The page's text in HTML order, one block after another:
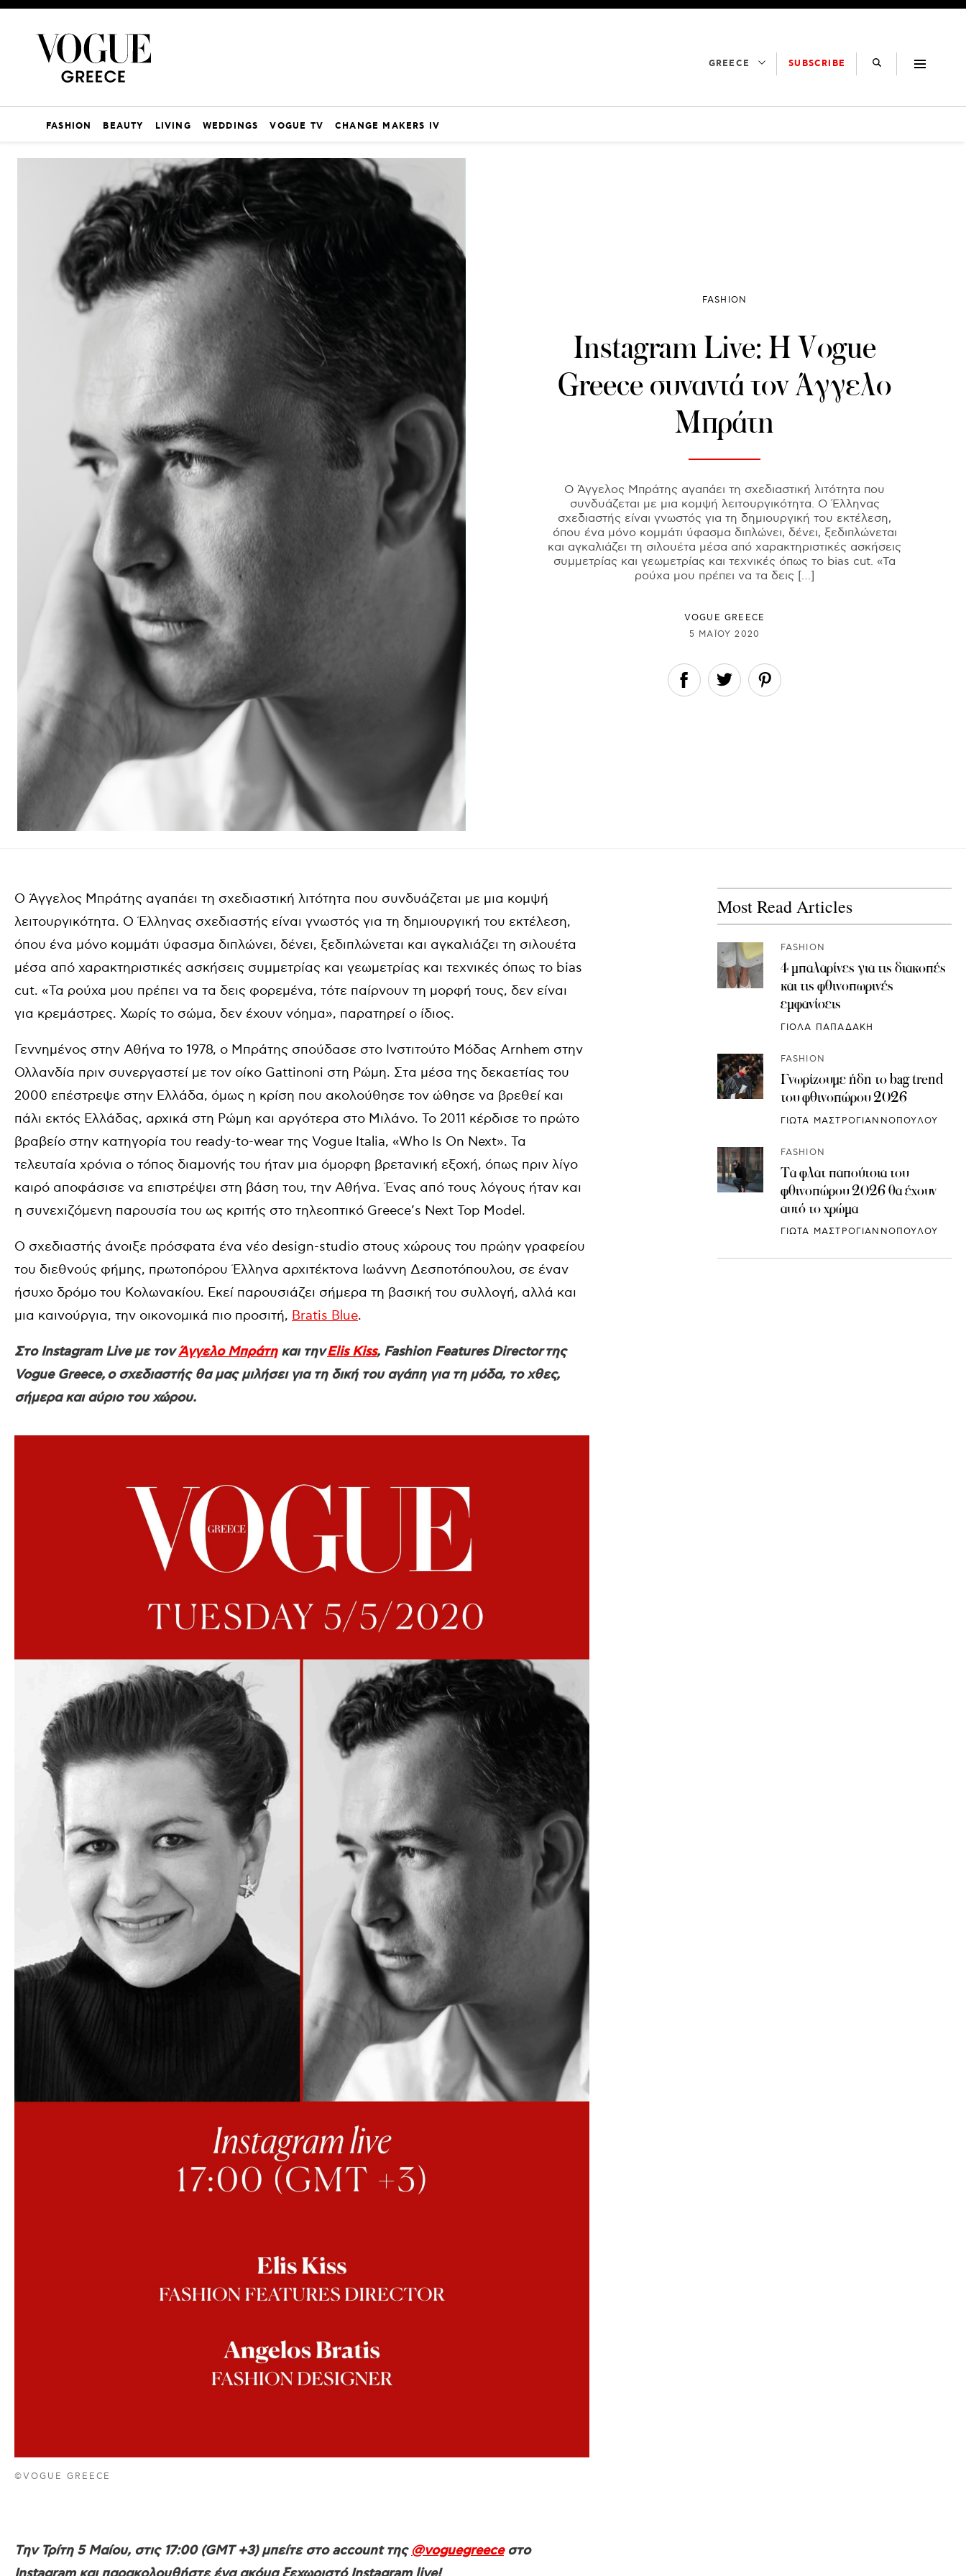
GREECE SUBSCRIBE
FASHION BEAUTY LIVING WEDDINGS VOGUE TV CHANGE MAKERS IV
FASHION
Instagram Live: H Vogue
Greece συναντά τον Άγγελο
Μπράτη
Ο Άγγελος Μπράτης αγαπάει τη σχεδιαστική λιτότητα που
συνδυάζεται με μια κομψή λειτουργικότητα. Ο Έλληνας
σχεδιαστής είναι γνωστός για τη δημιουργική του εκτέλεση,
όπου ένα μόνο κομμάτι ύφασμα διπλώνει, δένει, ξεδιπλώνεται
και αγκαλιάζει τη σιλουέτα μέσα από χαρακτηριστικές ασκήσεις
συμμετρίας και γεωμετρίας και τεχνικές όπως το bias cut. «Τα
ρούχα μου πρέπει να τα δεις […]
VOGUE GREECE
5 ΜΑΪ́ΟΥ 2020
Ο Άγγελος Μπράτης αγαπάει τη σχεδιαστική λιτότητα που συνδυάζεται με μια κομψή
λειτουργικότητα. Ο Έλληνας σχεδιαστής είναι γνωστός για τη δημιουργική του εκτέλεση,
όπου ένα μόνο κομμάτι ύφασμα διπλώνει, δένει, ξεδιπλώνεται και αγκαλιάζει τη σιλουέτα
μέσα από χαρακτηριστικές ασκήσεις συμμετρίας και γεωμετρίας και τεχνικές όπως το bias
cut. «Τα ρούχα μου πρέπει να τα δεις φορεμένα, τότε παίρνουν τη μορφή τους, δεν είναι
για κρεμάστρες. Χωρίς το σώμα, δεν έχουν νόημα», παρατηρεί ο ίδιος.
Γεννημένος στην Αθήνα το 1978, ο Μπράτης σπούδασε στο Ινστιτούτο Μόδας Arnhem στην
Ολλανδία πριν συνεργαστεί με τον οίκο Gattinoni στη Ρώμη. Στα μέσα της δεκαετίας του
2000 επέστρεψε στην Ελλάδα, όμως η κρίση που ακολούθησε τον ώθησε να βρεθεί και
πάλι εκτός Ελλάδας, αρχικά στη Ρώμη και αργότερα στο Μιλάνο. Το 2011 κέρδισε το πρώτο
βραβείο στην κατηγορία του ready-to-wear της Vogue Italia, «Who Is On Next». Τα
τελευταία χρόνια ο τόπος διαμονής του ήταν μια όμορφη βρετανική εξοχή, όπως πριν λίγο
καιρό αποφάσισε να επιστρέψει στη βάση του, την Αθήνα. Ένας από τους λόγους ήταν και
η συνεχιζόμενη παρουσία του ως κριτής στο τηλεοπτικό Greece’s Next Top Model.
Ο σχεδιαστής άνοιξε πρόσφατα ένα νέο design-studio στους χώρους του πρώην γραφείου
του διεθνούς φήμης, πρωτοπόρου Έλληνα αρχιτέκτονα Ιωάννη Δεσποτόπουλου, σε έναν
ήσυχο δρόμο του Κολωνακίου. Εκεί παρουσιάζει σήμερα τη βασική του συλλογή, αλλά και
μια καινούργια, την οικονομικά πιο προσιτή, Bratis Blue.
Στο Instagram Live με τονΆγγελο Μπράτηκαι τηνElis Kiss, Fashion Features Director της
Vogue Greece,ο σχεδιαστής θα μας μιλήσει για τη δική του αγάπη για τη μόδα, το χθες,
σήμερα και αύριο του χώρου.
©VOGUE GREECE
Tην Τρίτη 5 Μαίου, στις 17:00 (GMT +3) μπείτε στο account της @voguegreeceστο
Most Read Articles
FASHION
4 μπαλαρίνες για τις διακοπές
και τις φθινοπωρινές
εμφανίσεις
ΓΙΟΛΑ ΠΑΠΑΔΑΚΗ
FASHION
Γνωρίζουμε ήδη το bag trend
του φθινοπώρου 2026
ΓΙΩΤΑ ΜΑΣΤΡΟΓΙΑΝΝΟΠΟΥΛΟΥ
FASHION
Τα φλατ παπούτσια του
φθινοπώρου 2026 θα έχουν
αυτό το χρώμα
ΓΙΩΤΑ ΜΑΣΤΡΟΓΙΑΝΝΟΠΟΥΛΟΥ